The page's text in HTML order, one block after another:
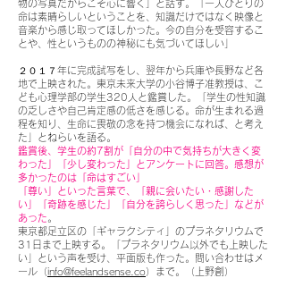
物の写真だからこそ心に響く」と話す。「一人ひとりの
命は素晴らしいということを、知識だけではなく映像と
音楽から感じ取ってほしかった。今の自分を受容するこ
とや、性というものの神秘にも気づいてほしい」
２０１７年に完成試写をし、翌年から兵庫や長野など各
地で上映された。東京未来大学の小谷博子准教授は、こ
ども心理学部の学生320人と鑑賞した。「学生の性知識
の乏しさや自己肯定感の低さを感じる。命が生まれる過
程を知り、生命に畏敬の念を持つ機会になれば、と考え
た」とねらいを語る。
鑑賞後、学生の約7割が「自分の中で気持ちが大きく変
わった」「少し変わった」とアンケートに回答。感想が
多かったのは「命はすごい」
「尊い」といった言葉で、「親に会いたい・感謝した
い」「奇跡を感じた」「自分を誇らしく思った」などが
あった 。
東京都足立区の「ギャラクシティ」のプラネタリウムで
31日まで上映する。「プラネタリウム以外でも上映した
い」という声を受け、平面版も作った。問い合わせはメ
ール（info@feelandsense.co）まで。（上野創）